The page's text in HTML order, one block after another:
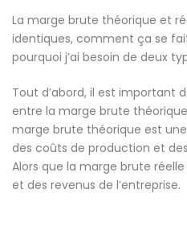
La marge brute théorique et
identiques, comment ça se
pourquoi j’ai besoin de deux
Tout d’abord, il est important
entre la marge brute
marge brute théorique est
des coûts de production et
Alors que la marge brute
et des revenus de l’entreprise.